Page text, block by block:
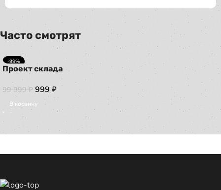
Часто смотрят
-99%
Проект склада
99 999₽ 999 ₽
В корзину